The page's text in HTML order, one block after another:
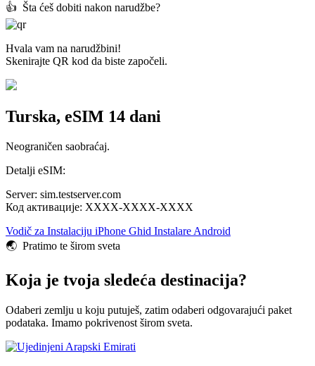
👍️ Šta ćeš dobiti nakon narudžbe?
Hvala vam na narudžbini!
Skenirajte QR kod da biste započeli.
Turska, eSIM 14 dani
Neograničen saobraćaj.
Detalji eSIM:
Server: sim.testserver.com
Код активације: XXXX-XXXX-XXXX
Vodič za Instalaciju iPhone Ghid Instalare Android
🌏️ Pratimo te širom sveta
Koja je tvoja sledeća destinacija?
Odaberi zemlju u koju putuješ, zatim odaberi odgovarajući paket
podataka. Imamo pokrivenost širom sveta.